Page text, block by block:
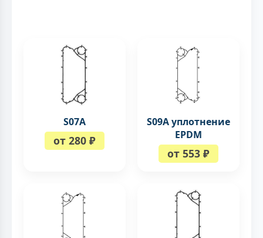
S07A
от 280 ₽
S09A уплотнение
EPDM
от 553 ₽